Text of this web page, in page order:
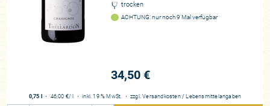
trocken
ACHTUNG: nur noch 9 Mal verfügbar
34,50 €
0,75 l ・ 46,00 €/ l ・inkl. 19 % MwSt. ・ zzgl.Versandkosten / Lebensmittelangaben